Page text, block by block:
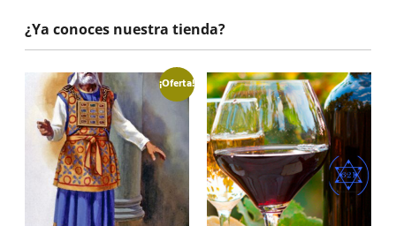
¿Ya conoces nuestra tienda?
¡Oferta!